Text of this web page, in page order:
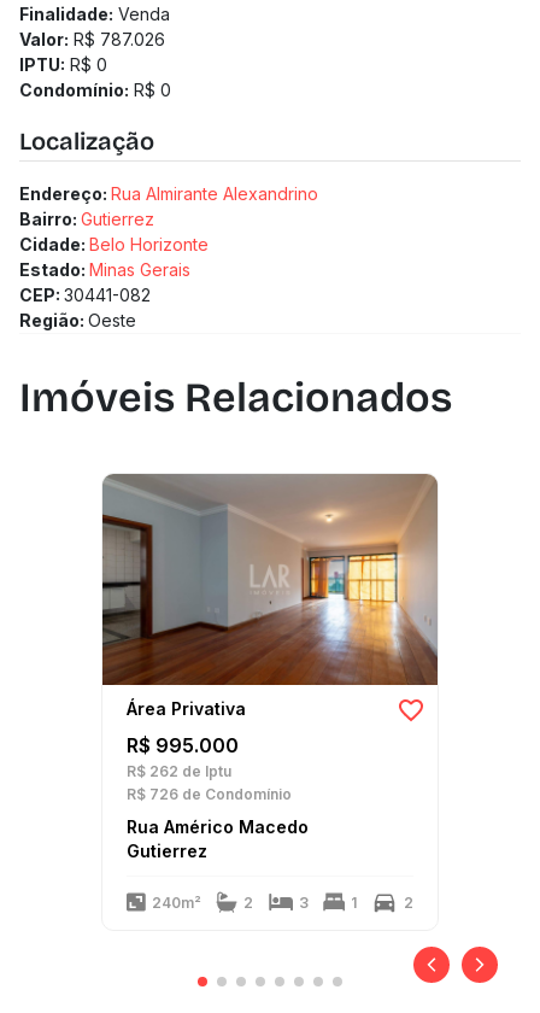
Finalidade: Venda
Valor: R$ 787.026
IPTU: R$ 0
Condomínio: R$ 0
Localização
Endereço: Rua Almirante Alexandrino
Bairro: Gutierrez
Cidade: Belo Horizonte
Estado: Minas Gerais
CEP: 30441-082
Região: Oeste
Imóveis Relacionados
Área Privativa
R$ 995.000
R$ 262 de Iptu
R$ 726 de Condomínio
Rua Américo Macedo
Gutierrez
240m² 2 3 1 2